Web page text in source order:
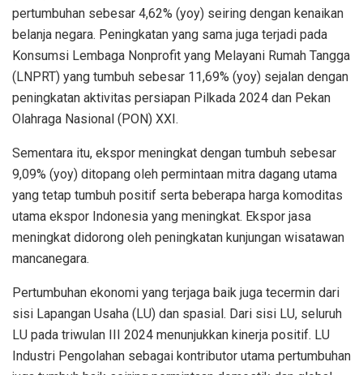
pertumbuhan sebesar 4,62% (yoy) seiring dengan kenaikan
belanja negara. Peningkatan yang sama juga terjadi pada
Konsumsi Lembaga Nonprofit yang Melayani Rumah Tangga
(LNPRT) yang tumbuh sebesar 11,69% (yoy) sejalan dengan
peningkatan aktivitas persiapan Pilkada 2024 dan Pekan
Olahraga Nasional (PON) XXI.
Sementara itu, ekspor meningkat dengan tumbuh sebesar
9,09% (yoy) ditopang oleh permintaan mitra dagang utama
yang tetap tumbuh positif serta beberapa harga komoditas
utama ekspor Indonesia yang meningkat. Ekspor jasa
meningkat didorong oleh peningkatan kunjungan wisatawan
mancanegara.
Pertumbuhan ekonomi yang terjaga baik juga tecermin dari
sisi Lapangan Usaha (LU) dan spasial. Dari sisi LU, seluruh
LU pada triwulan III 2024 menunjukkan kinerja positif. LU
Industri Pengolahan sebagai kontributor utama pertumbuhan